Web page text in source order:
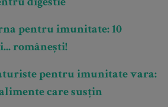
digestie
pentru imunitate: 10
românești!
pentru imunitate vara:
care susțin